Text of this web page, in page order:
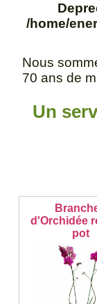
/home/
Nous
70 аns de
Un
d'Orchidée
pot